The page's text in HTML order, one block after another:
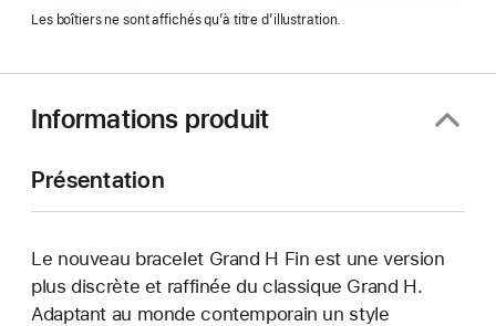
une
fenêtre)
Les boîtiers ne sont affichés qu’à titre d’illustration.
Informations produit
Présentation
Le nouveau bracelet Grand H Fin est une version
plus discrète et raffinée du classique Grand H.
Adaptant au monde contemporain un style